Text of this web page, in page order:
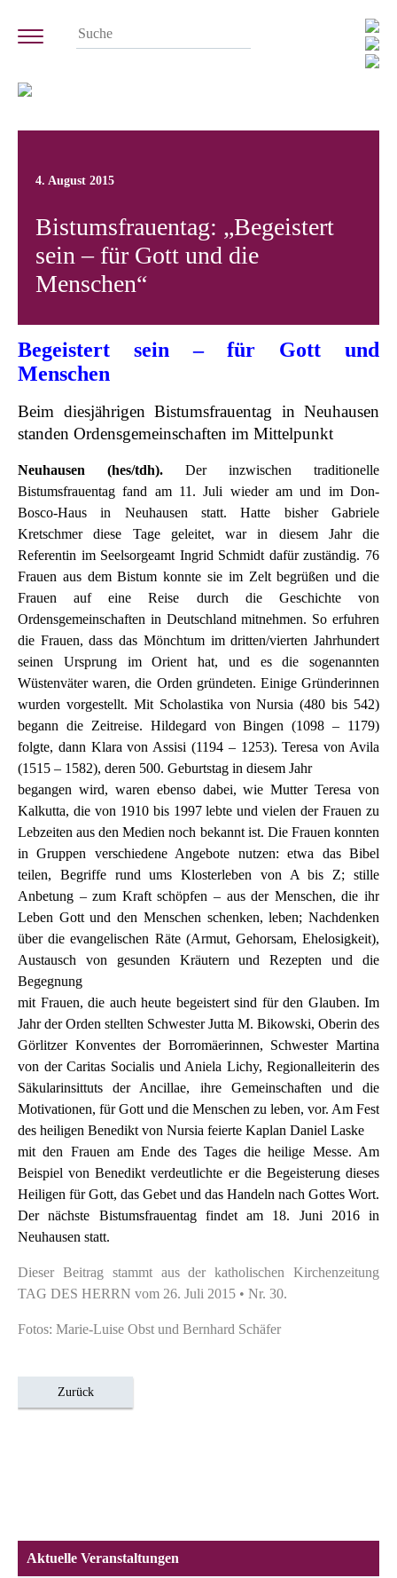
4. August 2015
Bistumsfrauentag: „Begeistert
sein – für Gott und die
Menschen“
Begeistert sein – für Gott und
Menschen
Beim diesjährigen Bistumsfrauentag in Neuhausen
standen Ordensgemeinschaften im Mittelpunkt
Neuhausen (hes/tdh). Der inzwischen traditionelle
Bistumsfrauentag fand am 11. Juli wieder am und im Don-
Bosco-Haus in Neuhausen statt. Hatte bisher Gabriele
Kretschmer diese Tage geleitet, war in diesem Jahr die
Referentin im Seelsorgeamt Ingrid Schmidt dafür zuständig. 76
Frauen aus dem Bistum konnte sie im Zelt begrüßen und die
Frauen auf eine Reise durch die Geschichte von
Ordensgemeinschaften in Deutschland mitnehmen. So erfuhren
die Frauen, dass das Mönchtum im dritten/vierten Jahrhundert
seinen Ursprung im Orient hat, und es die sogenannten
Wüstenväter waren, die Orden gründeten. Einige Gründerinnen
wurden vorgestellt. Mit Scholastika von Nursia (480 bis 542)
begann die Zeitreise. Hildegard von Bingen (1098 – 1179)
folgte, dann Klara von Assisi (1194 – 1253). Teresa von Avila
(1515 – 1582), deren 500. Geburtstag in diesem Jahr
begangen wird, waren ebenso dabei, wie Mutter Teresa von
Kalkutta, die von 1910 bis 1997 lebte und vielen der Frauen zu
Lebzeiten aus den Medien noch bekannt ist. Die Frauen konnten
in Gruppen verschiedene Angebote nutzen: etwa das Bibel
teilen, Begriffe rund ums Klosterleben von A bis Z; stille
Anbetung – zum Kraft schöpfen – aus der Menschen, die ihr
Leben Gott und den Menschen schenken, leben; Nachdenken
über die evangelischen Räte (Armut, Gehorsam, Ehelosigkeit),
Austausch von gesunden Kräutern und Rezepten und die
Begegnung
mit Frauen, die auch heute begeistert sind für den Glauben. Im
Jahr der Orden stellten Schwester Jutta M. Bikowski, Oberin des
Görlitzer Konventes der Borromäerinnen, Schwester Martina
von der Caritas Socialis und Aniela Lichy, Regionalleiterin des
Säkularinsittuts der Ancillae, ihre Gemeinschaften und die
Motivationen, für Gott und die Menschen zu leben, vor. Am Fest
des heiligen Benedikt von Nursia feierte Kaplan Daniel Laske
mit den Frauen am Ende des Tages die heilige Messe. Am
Beispiel von Benedikt verdeutlichte er die Begeisterung dieses
Heiligen für Gott, das Gebet und das Handeln nach Gottes Wort.
Der nächste Bistumsfrauentag findet am 18. Juni 2016 in
Neuhausen statt.
Dieser Beitrag stammt aus der katholischen Kirchenzeitung
TAG DES HERRN vom 26. Juli 2015 • Nr. 30.
Fotos: Marie-Luise Obst und Bernhard Schäfer
Zurück
Aktuelle Veranstaltungen